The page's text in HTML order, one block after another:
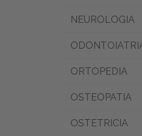
NEUROLOGIA
ORTOPEDIA
OSTEOPATIA
OSTETRICIA